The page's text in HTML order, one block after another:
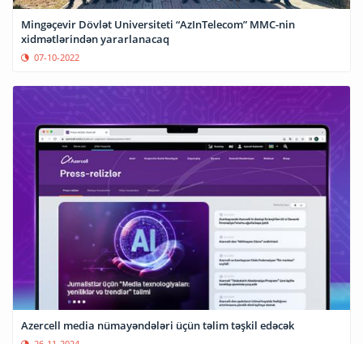
Mingəçevir Dövlət Universiteti “AzInTelecom” MMC-nin
xidmətlərindən yararlanacaq
07-10-2022
Azercell media nümayəndələri üçün təlim təşkil edəcək